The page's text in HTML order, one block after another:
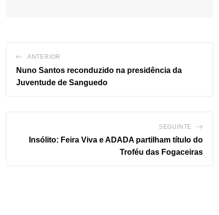
ANTERIOR
Nuno Santos reconduzido na presidência da
Juventude de Sanguedo
SEGUINTE
Insólito: Feira Viva e ADADA partilham título do
Troféu das Fogaceiras